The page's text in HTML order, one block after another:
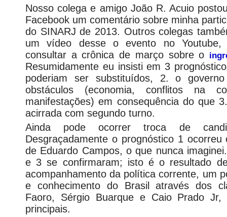
Nosso colega e amigo João R. Acuio
Facebook um comentário sobre minha
do SINARJ de 2013. Outros colegas
um vídeo desse o evento no
consultar a crônica de março sobre o
Resumidamente eu insisti em 3
poderiam ser substituídos, 2. o
obstáculos (economia, conflitos na
manifestações) em consequência do que
acirrada com segundo turno.
Ainda pode ocorrer troca de
Desgraçadamente o prognóstico 1
de Eduardo Campos, o que nunca
e 3 se confirmaram; isto é o resultado
acompanhamento da política corrente, um
e conhecimento do Brasil através dos
Faoro, Sérgio Buarque e Caio Prado Jr,
principais.